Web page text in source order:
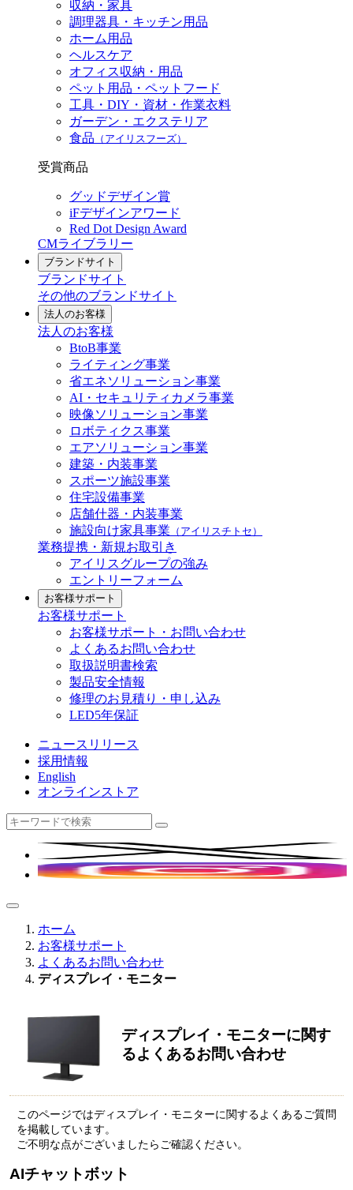
収納・家具
調理器具・キッチン用品
ホーム用品
ヘルスケア
オフィス収納・用品
ペット用品・ペットフード
工具・DIY・資材・作業衣料
ガーデン・エクステリア
食品 （アイリスフーズ）
受賞商品
グッドデザイン賞
iFデザインアワード
Red Dot Design Award
CMライブラリー
ブランドサイト
ブランドサイト
その他のブランドサイト
法人のお客様
法人のお客様
BtoB事業
ライティング事業
省エネソリューション事業
AI・セキュリティカメラ事業
映像ソリューション事業
ロボティクス事業
エアソリューション事業
建築・内装事業
スポーツ施設事業
住宅設備事業
店舗什器・内装事業
施設向け家具事業 （アイリスチトセ）
業務提携・新規お取引き
アイリスグループの強み
エントリーフォーム
お客様サポート
お客様サポート
お客様サポート・お問い合わせ
よくあるお問い合わせ
取扱説明書検索
製品安全情報
修理のお見積り・申し込み
LED5年保証
ニュースリリース
採用情報
English
オンラインストア
ホーム
お客様サポート
よくあるお問い合わせ
ディスプレイ・モニター
ディスプレイ・モニターに関す
るよくあるお問い合わせ
このページではディスプレイ・モニターに関するよくあるご質問
を掲載しています。
ご不明な点がございましたらご確認ください。
AIチャットボット